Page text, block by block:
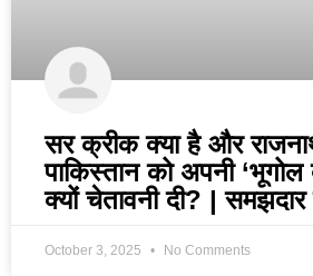
सर क्रीक क्या है और
पाकिस्तान को अपनी
क्यों चेतावनी दी? | समझदार
October 3, 2025 No Comments